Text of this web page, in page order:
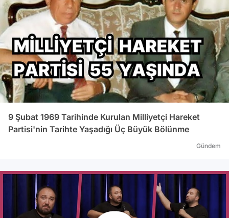
9 Şubat 1969 Tarihinde Kurulan Milliyetçi Hareket
Partisi'nin Tarihte Yaşadığı Üç Büyük Bölünme
Gündem